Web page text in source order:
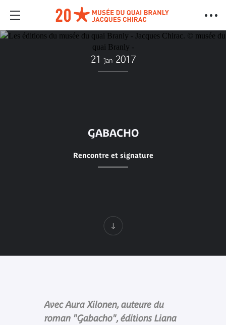
21 Jan 2017
GABACHO
Rencontre et signature
Avec Aura Xilonen, auteure du
roman "Gabacho", éditions Liana